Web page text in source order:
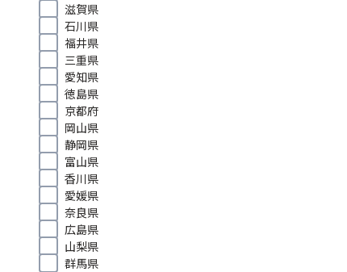
滋賀県
石川県
福井県
三重県
愛知県
徳島県
京都府
岡山県
静岡県
富山県
香川県
愛媛県
奈良県
広島県
山梨県
群馬県